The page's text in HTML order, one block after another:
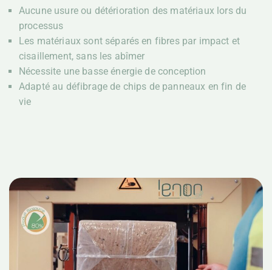
Aucune usure ou détérioration des matériaux lors du
processus
Les matériaux sont séparés en fibres par impact et
cisaillement, sans les abîmer
Nécessite une basse énergie de conception
Adapté au défibrage de chips de panneaux en fin de
vie